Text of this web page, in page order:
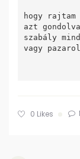
hogy
azt
szabály
vagy
0 Likes